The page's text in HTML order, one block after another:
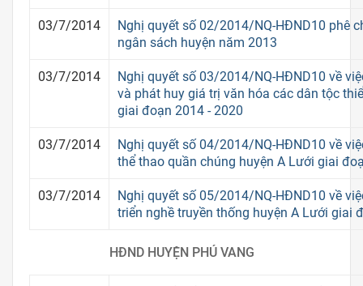
03/7/2014
Nghị quyết số 02/2014/NQ-HĐND10 phê
ngân sách huyện năm 2013
03/7/2014
Nghị quyết số 03/2014/NQ-HĐND10 về
và phát huy giá trị văn hóa các dân tộc
giai đoạn 2014 - 2020
03/7/2014
Nghị quyết số 04/2014/NQ-HĐND10 về
thể thao quần chúng huyện A Lưới giai
03/7/2014
Nghị quyết số 05/2014/NQ-HĐND10 về
triển nghề truyền thống huyện A Lưới giai
HĐND HUYỆN PHÚ VANG